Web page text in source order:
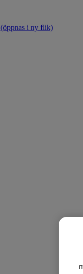
(öppnas i ny flik)